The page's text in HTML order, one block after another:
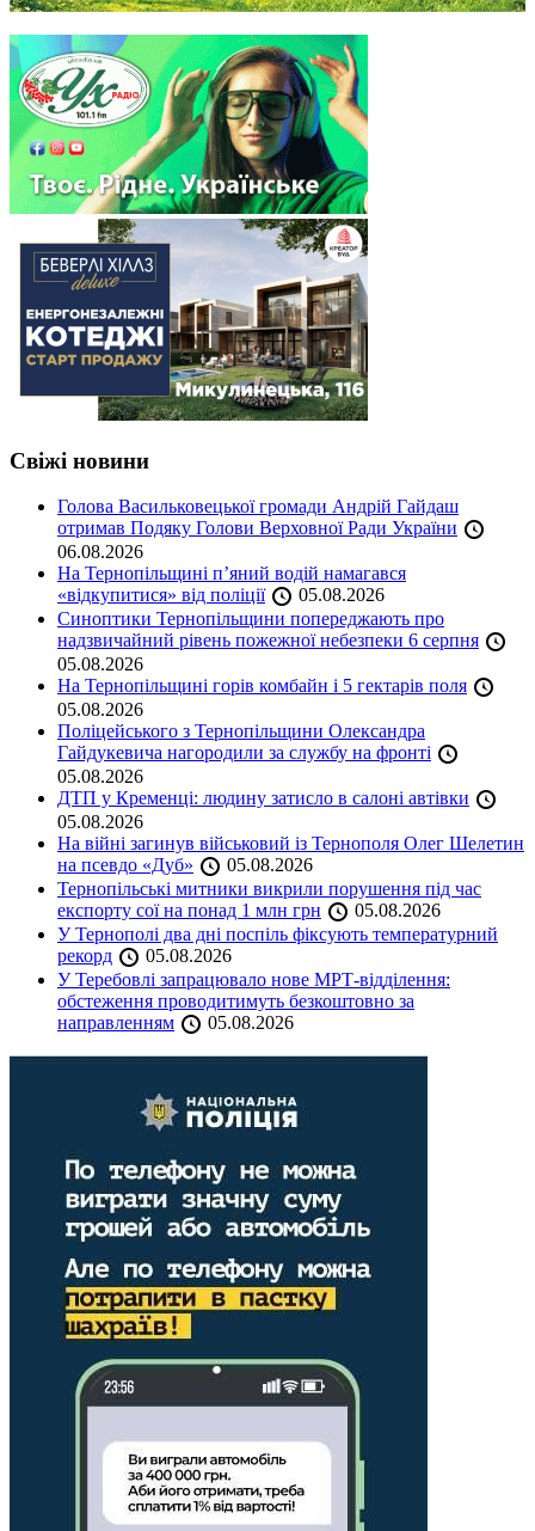
Свіжі новини
Голова Васильковецької громади Андрій Гайдаш
отримав Подяку Голови Верховної Ради України
06.08.2026
На Тернопільщині п’яний водій намагався
«відкупитися» від поліції
05.08.2026
Синоптики Тернопільщини попереджають про
надзвичайний рівень пожежної небезпеки 6 серпня
05.08.2026
На Тернопільщині горів комбайн і 5 гектарів поля
05.08.2026
Поліцейського з Тернопільщини Олександра
Гайдукевича нагородили за службу на фронті
05.08.2026
ДТП у Кременці: людину затисло в салоні автівки
05.08.2026
На війні загинув військовий із Тернополя Олег Шелетин
на псевдо «Дуб»
05.08.2026
Тернопільські митники викрили порушення під час
експорту сої на понад 1 млн грн
05.08.2026
У Тернополі два дні поспіль фіксують температурний
рекорд
05.08.2026
У Теребовлі запрацювало нове МРТ-відділення:
обстеження проводитимуть безкоштовно за
направленням
05.08.2026